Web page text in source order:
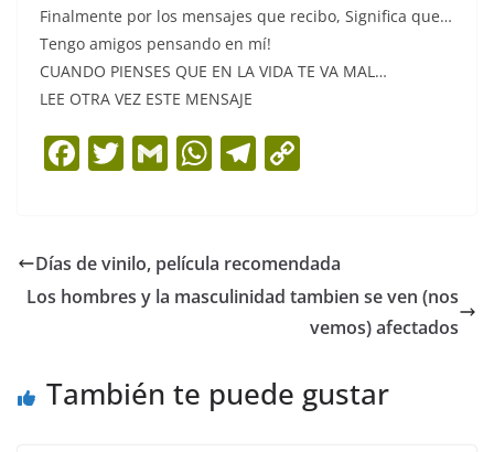
Finalmente por los mensajes que recibo, Significa que…
Tengo amigos pensando en mí!
CUANDO PIENSES QUE EN LA VIDA TE VA MAL…
LEE OTRA VEZ ESTE MENSAJE
F
e
b
k
T
er
G
l
W
s
A
T
gr
a
y
Li
n
Días de vinilo, película recomendada
Los hombres y la masculinidad tambien se ven (nos
vemos) afectados
También te puede gustar